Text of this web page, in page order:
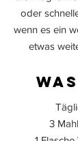
oder
wenn es ein
etwas
3